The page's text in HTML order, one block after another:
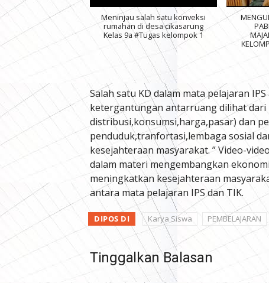
Meninjau salah satu konveksi
rumahan di desa cikasarung
Kelas 9a #Tugas kelompok 1
Salah satu KD dalam mata pelajaran
ketergantungan antarruang dilihat
distribusi,konsumsi,harga,pasar) dan
penduduk,tranfortasi,lembaga sosial
kesejahteraan masyarakat. ” Video-
dalam materi mengembangkan
meningkatkan kesejahteraan
antara mata pelajaran IPS dan TIK.
DIPOS DI Karya Siswa PEMBELAJARAN
Tinggalkan Balasan